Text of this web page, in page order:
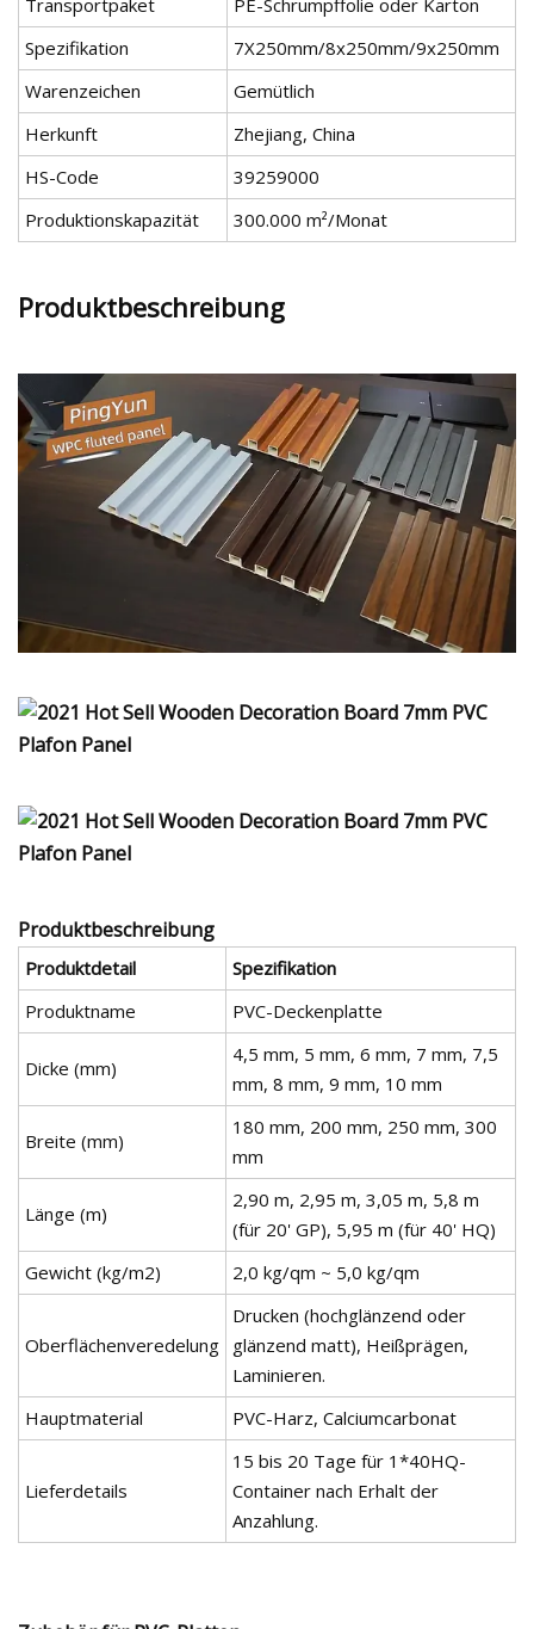
Transportpaket
PE-Schrumpffolie oder Karton
Spezifikation
7X250mm/8x250mm/9x250mm
Warenzeichen
Gemütlich
Herkunft
Zhejiang, China
HS-Code
39259000
Produktionskapazität
300.000 m²/Monat
Produktbeschreibung
Produktbeschreibung
Produktdetail
Spezifikation
Produktname
PVC-Deckenplatte
Dicke (mm)
4,5 mm, 5 mm, 6 mm, 7 mm, 7,5
mm, 8 mm, 9 mm, 10 mm
Breite (mm)
180 mm, 200 mm, 250 mm, 300
mm
Länge (m)
2,90 m, 2,95 m, 3,05 m, 5,8 m
(für 20' GP), 5,95 m (für 40' HQ)
Gewicht (kg/m2)
2,0 kg/qm ~ 5,0 kg/qm
Oberflächenveredelung
Drucken (hochglänzend oder
glänzend matt), Heißprägen,
Laminieren.
Hauptmaterial
PVC-Harz, Calciumcarbonat
Lieferdetails
15 bis 20 Tage für 1*40HQ-
Container nach Erhalt der
Anzahlung.